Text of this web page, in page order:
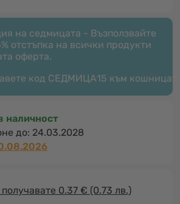
на седмицата - Възползвайте
отстъпка на всички продукти
оферта.
код СЕДМИЦА15 към
наличност
до: 24.03.2028
0.37 € (0.73 лв.)